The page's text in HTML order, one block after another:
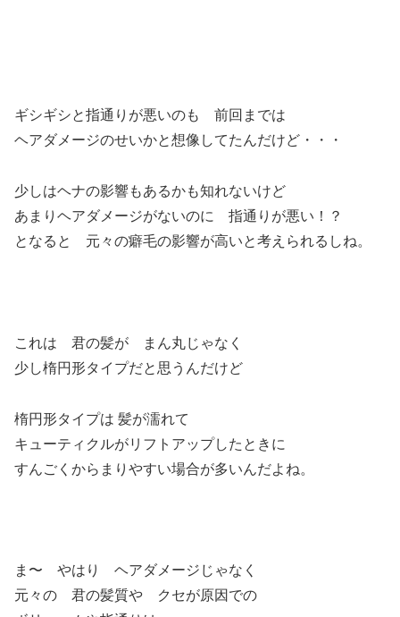
ギシギシと指通りが悪いのも 前回までは
ヘアダメージのせいかと想像してたんだけど・・・
少しはヘナの影響もあるかも知れないけど
あまりヘアダメージがないのに 指通りが悪い！？
となると 元々の癖毛の影響が高いと考えられるしね。
これは 君の髪が まん丸じゃなく
少し楕円形タイプだと思うんだけど
楕円形タイプは 髪が濡れて
キューティクルがリフトアップしたときに
すんごくからまりやすい場合が多いんだよね。
ま〜 やはり ヘアダメージじゃなく
元々の 君の髪質や クセが原因での